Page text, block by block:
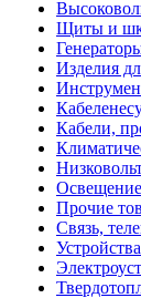
Щиты и
Изделия
Кабели,
Освещение
Прочие
Связь,